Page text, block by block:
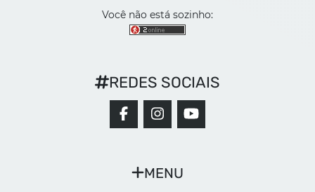
Você não está sozinho:
MENU
REDES SOCIAIS